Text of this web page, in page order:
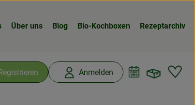
Über uns Blog Bio-Kochboxen Rezeptarchiv
Anmelden